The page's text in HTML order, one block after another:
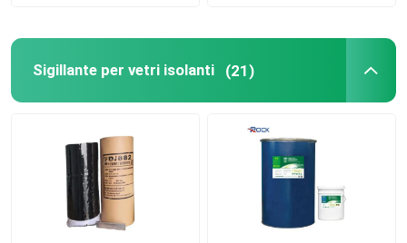
Sigillante per vetri isolanti (21)